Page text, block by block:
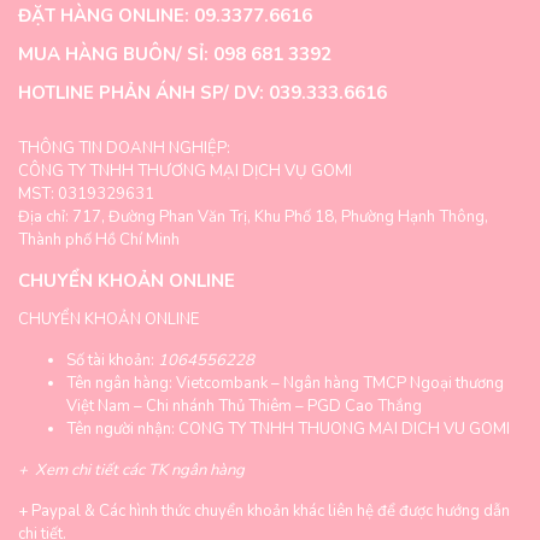
trên
sản
phẩm
ĐẶT HÀNG ONLINE: 09.3377.6616
MUA HÀNG BUÔN/ SỈ: 098 681 3392
HOTLINE PHẢN ÁNH SP/ DV: 039.333.6616
THÔNG TIN DOANH NGHIỆP:
CÔNG TY TNHH THƯƠNG MẠI DỊCH VỤ GOMI
MST: 0319329631
Địa chỉ: 717, Đường Phan Văn Trị, Khu Phố 18, Phường Hạnh Thông,
Thành phố Hồ Chí Minh
CHUYỂN KHOẢN ONLINE
CHUYỂN KHOẢN ONLINE
Số tài khoản: 1064556228
Tên ngân hàng: Vietcombank – Ngân hàng TMCP Ngoại thương
Việt Nam – Chi nhánh Thủ Thiêm – PGD Cao Thắng
Tên người nhận: CONG TY TNHH THUONG MAI DICH VU GOMI
+ Xem chi tiết các TK ngân hàng
+ Paypal & Các hình thức chuyển khoản khác liên hệ để được hướng dẫn
chi tiết.